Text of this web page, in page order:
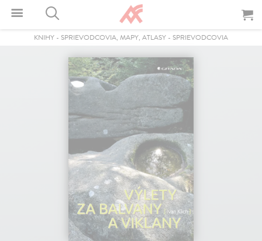
KNIHY - SPRIEVODCOVIA, MAPY, ATLASY - SPRIEVODCOVIA